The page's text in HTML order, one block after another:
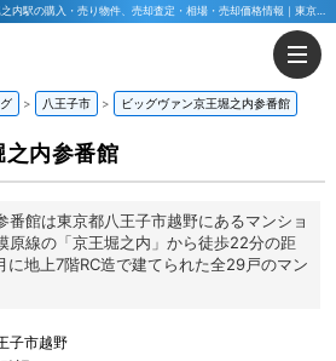
ビッグヴァン京王堀之内参番館｜京王堀之内駅の購入・売り物件、売却査定・相場・売却価格情報｜東京都八王子市越野のマンション情報｜マックス不動産販売 東京八王子店・東京荻窪店
八王子市 ビッグヴァン京王堀之内参番館
之内参番館
番館は東京都八王子市越野にあるマンショ
原線の「京王堀之内」から徒歩22分の距
地上7階RC造で建てられた全29戸のマン
子市越野